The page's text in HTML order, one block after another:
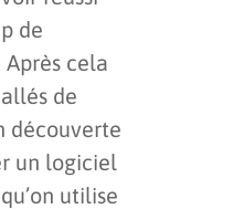
de
Après cela
de
découverte
un logiciel
utilise